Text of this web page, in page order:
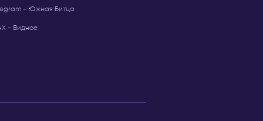
- Южная Битца
- Видное